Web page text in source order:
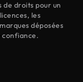
de droits pour un
les
déposées
confiance.